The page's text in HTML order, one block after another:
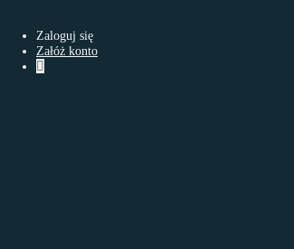
Akceptuję
Zaloguj się
Załóż konto